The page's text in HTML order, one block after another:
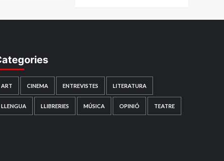
ART CINEMA ENTREVISTES LITERATURA
LLENGUA LLIBRERIES MÚSICA OPINIÓ TEATRE